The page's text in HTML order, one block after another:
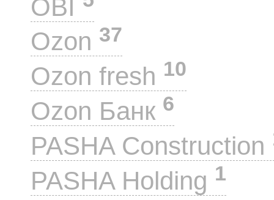
OBI
Ozon 37
Ozon fresh 10
Ozon Банк 6
PASHA Construction
PASHA Holding 1